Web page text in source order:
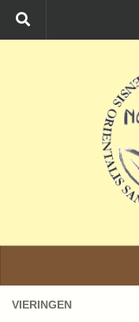
Ga naar de inhoud
VIERINGEN